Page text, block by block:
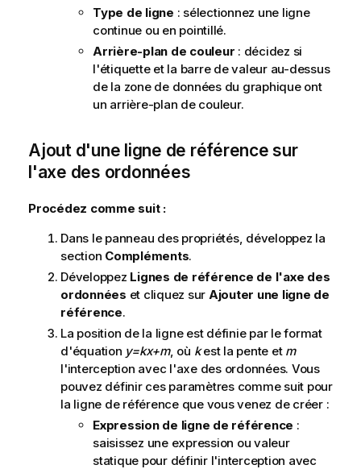
Type de ligne : sélectionnez une ligne
continue ou en pointillé.
Arrière-plan de couleur : décidez si
l'étiquette et la barre de valeur au-dessus
de la zone de données du graphique ont
un arrière-plan de couleur.
Ajout d'une ligne de référence sur
l'axe des ordonnées
Procédez comme suit :
Dans le panneau des propriétés, développez la
section Compléments.
Développez Lignes de référence de l'axe des
ordonnées et cliquez sur Ajouter une ligne de
référence.
La position de la ligne est définie par le format
d'équation y=kx+m, où kest la pente et m
l'interception avec l'axe des ordonnées. Vous
pouvez définir ces paramètres comme suit pour
la ligne de référence que vous venez de créer :
Expression de ligne de référence :
saisissez une expression ou valeur
statique pour définir l'interception avec